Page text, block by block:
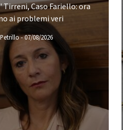
Tirreni, Caso Fariello: ora
ai problemi veri
-07/08/2026